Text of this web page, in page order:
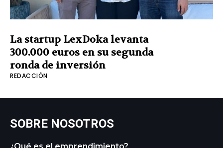
La startup LexDoka levanta
300.000 euros en su segunda
ronda de inversión
REDACCIÓN
SOBRE NOSOTROS